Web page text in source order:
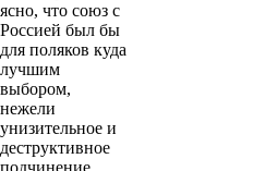
ясно, что союз с
Россией был бы
для поляков куда
лучшим
выбором,
нежели
унизительное и
деструктивное